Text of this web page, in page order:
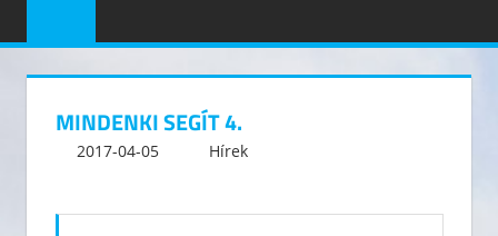
Tudományegyetem
Hallgatói
hivatalos
MINDENKI SEGÍT 4.
2017-04-05 kommunikacio
Hírek